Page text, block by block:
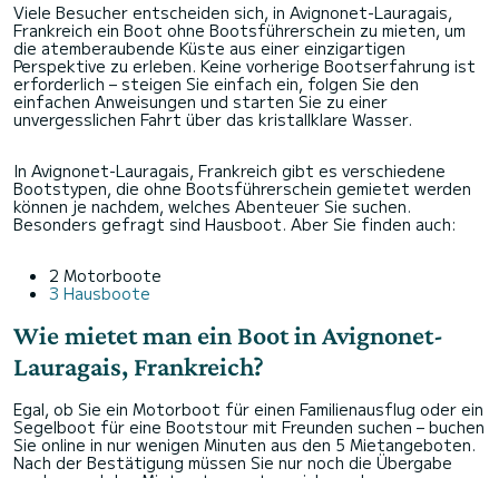
Viele Besucher entscheiden sich, in Avignonet-Lauragais,
Frankreich ein Boot ohne Bootsführerschein zu mieten, um
die atemberaubende Küste aus einer einzigartigen
Perspektive zu erleben. Keine vorherige Bootserfahrung ist
erforderlich – steigen Sie einfach ein, folgen Sie den
einfachen Anweisungen und starten Sie zu einer
unvergesslichen Fahrt über das kristallklare Wasser.
In Avignonet-Lauragais, Frankreich gibt es verschiedene
Bootstypen, die ohne Bootsführerschein gemietet werden
können je nachdem, welches Abenteuer Sie suchen.
Besonders gefragt sind Hausboot. Aber Sie finden auch:
2 Motorboote
3 Hausboote
Wie mietet man ein Boot in Avignonet-
Lauragais, Frankreich?
Egal, ob Sie ein Motorboot für einen Familienausflug oder ein
Segelboot für eine Bootstour mit Freunden suchen – buchen
Sie online in nur wenigen Minuten aus den 5 Mietangeboten.
Nach der Bestätigung müssen Sie nur noch die Übergabe